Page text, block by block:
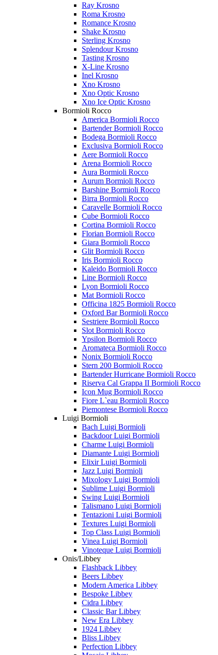
Ray Krosno
Roma Krosno
Romance Krosno
Shake Krosno
Sterling Krosno
Splendour Krosno
Tasting Krosno
X-Line Krosno
Inel Krosno
Xno Krosno
Xno Optic Krosno
Xno Ice Optic Krosno
Bormioli Rocco
America Bormioli Rocco
Bartender Bormioli Rocco
Bodega Bormioli Rocco
Exclusiva Bormioli Rocco
Aere Bormioli Rocco
Arena Bormioli Rocco
Aura Bormioli Rocco
Aurum Bormioli Rocco
Barshine Bormioli Rocco
Birra Bormioli Rocco
Caravelle Bormioli Rocco
Cube Bormioli Rocco
Cortina Bormioli Rocco
Florian Bormioli Rocco
Giara Bormioli Rocco
Glit Bormioli Rocco
Iris Bormioli Rocco
Kaleido Bormioli Rocco
Line Bormioli Rocco
Lyon Bormioli Rocco
Mat Bormioli Rocco
Officina 1825 Bormioli Rocco
Oxford Bar Bormioli Rocco
Sestriere Bormioli Rocco
Slot Bormioli Rocco
Ypsilon Bormioli Rocco
Aromateca Bormioli Rocco
Nonix Bormioli Rocco
Stern 200 Bormioli Rocco
Bartender Hurricane Bormioli Rocco
Riserva Cal Grappa II Bormioli Rocco
Icon Mug Bormioli Rocco
Fiore L`eau Bormioli Rocco
Piemontese Bormioli Rocco
Luigi Bormioli
Bach Luigi Bormioli
Backdoor Luigi Bormioli
Charme Luigi Bormioli
Diamante Luigi Bormioli
Elixir Luigi Bormioli
Jazz Luigi Bormioli
Mixology Luigi Bormioli
Sublime Luigi Bormioli
Swing Luigi Bormioli
Talismano Luigi Bormioli
Tentazioni Luigi Bormioli
Textures Luigi Bormioli
Top Class Luigi Bormioli
Vinea Luigi Bormioli
Vinoteque Luigi Bormioli
Onis/Libbey
Flashback Libbey
Beers Libbey
Modern America Libbey
Bespoke Libbey
Cidra Libbey
Classic Bar Libbey
New Era Libbey
1924 Libbey
Bliss Libbey
Perfection Libbey